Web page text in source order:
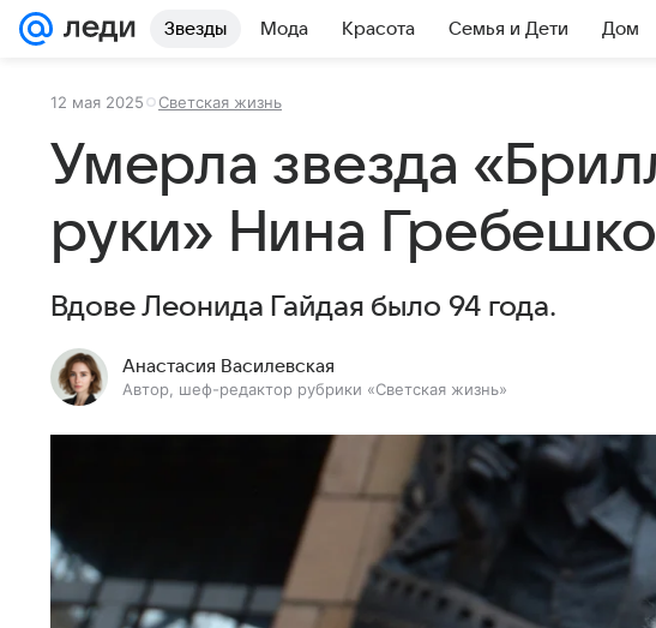
Звезды Мода Красота Семья и Дети Дом
12 мая 2025 Светская жизнь
Умерла звезда
руки» Нина
Вдове Леонида Гайдая было 94 года.
Анастасия Василевская
Автор, шеф-редактор рубрики «Светская жизнь»